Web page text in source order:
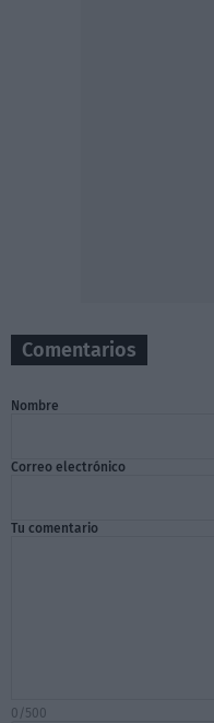
Comentarios
Nombre
Correo electrónico
Tu comentario
0/500